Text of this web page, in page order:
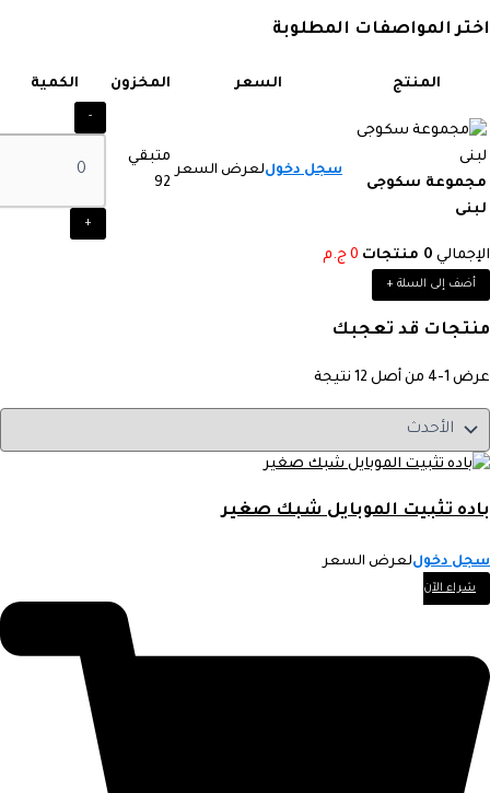
اختر المواصفات المطلوبة
المنتج السعر المخزون الكمية
مجموعة سكوجى
لبنى
سجل دخوللعرض السعر
متبقي
92
-
+
الإجمالي 0 منتجات 0 ج.م
أضف إلى السلة +
منتجات قد تعجبك
عرض 1-4 من أصل 12 نتيجة
باده تثبيت الموبايل شبك صغير
سجل دخوللعرض السعر
شراء الآن